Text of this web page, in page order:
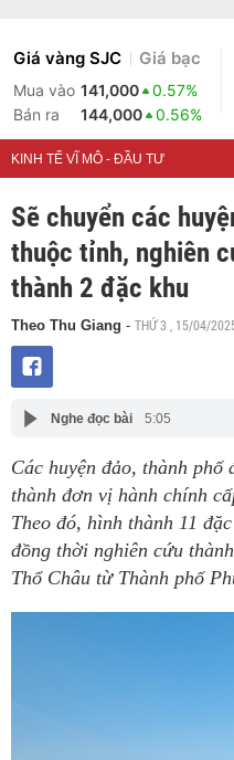
Giá vàng SJC Giá bạc
Mua vào 141,000
0.57%
Bán ra
144,000 0.56%
KINH TẾ VĨ MÔ - ĐẦU TƯ
Sẽ chuyển các
thuộc tỉnh, nghiên
thành 2 đặc khu
Theo Thu Giang - THỨ 3 , 15/04/
Nghe đọc bài 5:05
Các huyện đảo, thành phố
thành đơn vị hành chính
Theo đó, hình thành 11
đồng thời nghiên cứu
Thổ Châu từ Thành phố